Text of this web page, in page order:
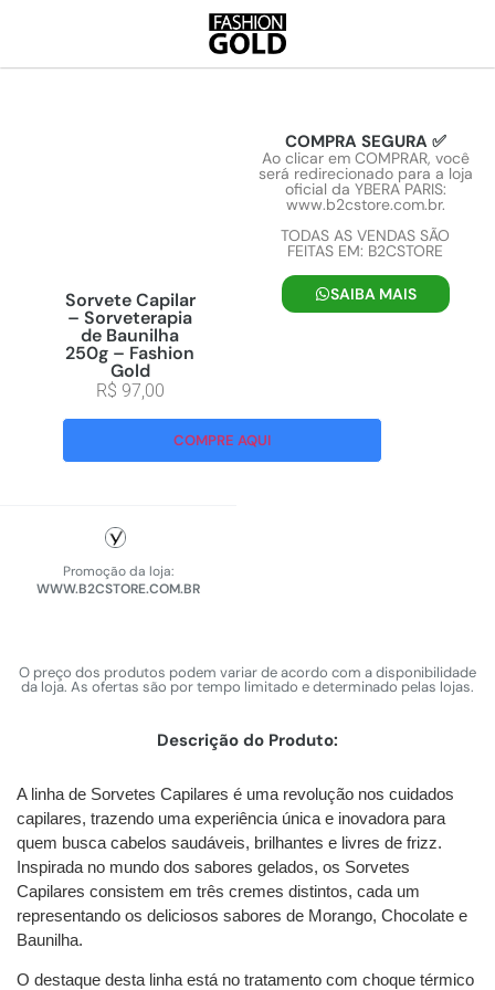
Sorvete Capilar
– Sorveterapia
de Baunilha
250g – Fashion
Gold
R$ 97,00
COMPRE AQUI
Promoção da loja:
WWW.B2CSTORE.COM.BR
COMPRA SEGURA ✅
Ao clicar em COMPRAR, você
será redirecionado para a loja
oficial da YBERA PARIS:
www.b2cstore.com.br.
TODAS AS VENDAS SÃO
FEITAS EM: B2CSTORE
SAIBA MAIS
O preço dos produtos podem variar de acordo com a disponibilidade
da loja. As ofertas são por tempo limitado e determinado pelas lojas.
Descrição do Produto:
A linha de Sorvetes Capilares é uma revolução nos cuidados
capilares, trazendo uma experiência única e inovadora para
quem busca cabelos saudáveis, brilhantes e livres de frizz.
Inspirada no mundo dos sabores gelados, os Sorvetes
Capilares consistem em três cremes distintos, cada um
representando os deliciosos sabores de Morango, Chocolate e
Baunilha.
O destaque desta linha está no tratamento com choque térmico